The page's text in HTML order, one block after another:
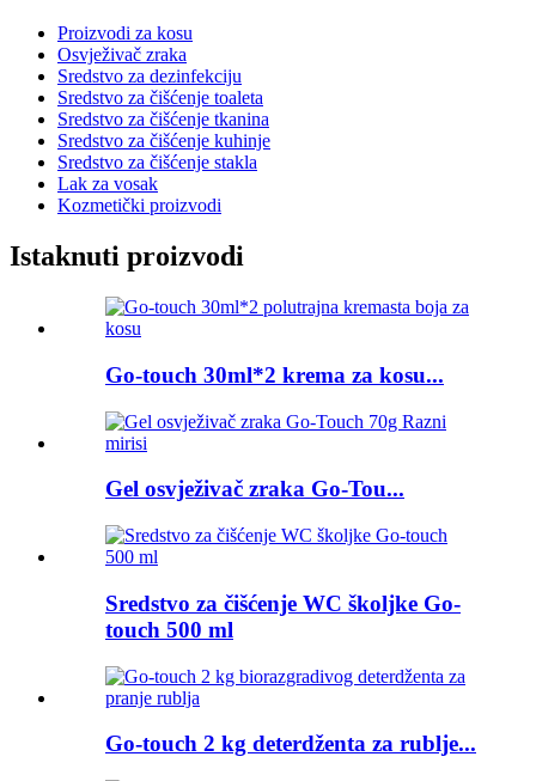
Proizvodi za kosu
Osvježivač zraka
Sredstvo za dezinfekciju
Sredstvo za čišćenje toaleta
Sredstvo za čišćenje tkanina
Sredstvo za čišćenje kuhinje
Sredstvo za čišćenje stakla
Lak za vosak
Kozmetički proizvodi
Istaknuti proizvodi
Go-touch 30ml*2 krema za kosu...
Gel osvježivač zraka Go-Tou...
Sredstvo za čišćenje WC školjke Go-
touch 500 ml
Go-touch 2 kg deterdženta za rublje...